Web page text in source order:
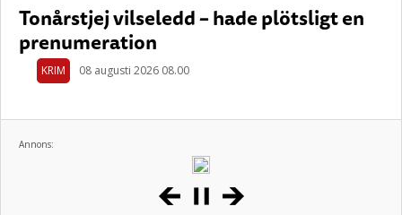
Tonårstjej vilseledd – hade plötsligt en
prenumeration
KRIM 08 augusti 2026 08.00
Annons: